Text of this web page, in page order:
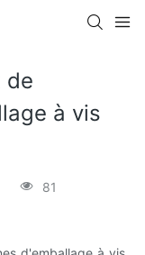
de
à vis
81